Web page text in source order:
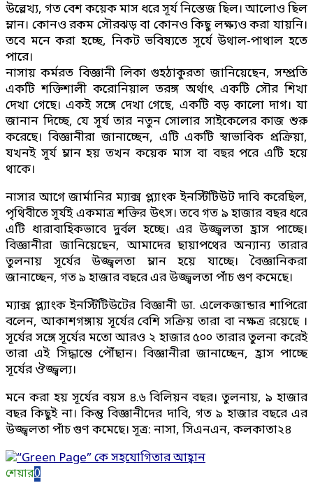
উল্লেখ্য, গত বেশ কয়েক মাস ধরে সূর্য নিস্তেজ ছিল। আলোও ছিল
ম্লান। কোনও রকম সৌরঝড় বা কোনও কিছু লক্ষ্যও করা যায়নি।
তবে মনে করা হচ্ছে, নিকট ভবিষ্যতে সূর্যে উথাল-পাথাল হতে
পারে।
নাসায় কর্মরত বিজ্ঞানী লিকা গুহঠাকুরতা জানিয়েছেন, সম্প্রতি
একটি শক্তিশালী করোনিয়াল তরঙ্গ অর্থাৎ একটি সৌর শিখা
দেখা গেছে। একই সঙ্গে দেখা গেছে, একটি বড় কালো দাগ। যা
জানান দিচ্ছে, যে সূর্য তার নতুন সোলার সাইকেলের কাজ শুরু
করেছে। বিজ্ঞানীরা জানাচ্ছেন, এটি একটি স্বাভাবিক প্রক্রিয়া,
যখনই সূর্য ম্লান হয় তখন কয়েক মাস বা বছর পরে এটি হয়ে
থাকে।
নাসার আগে জার্মানির ম্যাক্স প্ল্যাংক ইনস্টিটিউট দাবি করেছিল,
পৃথিবীতে সূর্যই একমাত্র শক্তির উৎস। তবে গত ৯ হাজার বছর ধরে
এটি ধারাবাহিকভাবে দুর্বল হচ্ছে। এর উজ্জ্বলতা হ্রাস পাচ্ছে।
বিজ্ঞানীরা জানিয়েছেন, আমাদের ছায়াপথের অন্যান্য তারার
তুলনায় সূর্যের উজ্জ্বলতা ম্লান হয়ে যাচ্ছে। বৈজ্ঞানিকরা
জানাচ্ছেন, গত ৯ হাজার বছরে এর উজ্জ্বলতা পাঁচ গুণ কমেছে।
ম্যাক্স প্ল্যাংক ইনস্টিটিউটের বিজ্ঞানী ডা. এলেকজান্ডার শাপিরো
বলেন, আকাশগঙ্গায় সূর্যের বেশি সক্রিয় তারা বা নক্ষত্র রয়েছে ।
সূর্যের সঙ্গে সূর্যের মতো আরও ২ হাজার ৫০০ তারার তুলনা করেই
তারা এই সিদ্ধান্তে পৌঁছান। বিজ্ঞানীরা জানাচ্ছেন, হ্রাস পাচ্ছে
সূর্যের ঔজ্জ্বল্য।
মনে করা হয় সূর্যের বয়স ৪.৬ বিলিয়ন বছর। তুলনায়, ৯ হাজার
বছর কিছুই না। কিন্তু বিজ্ঞানীদের দাবি, গত ৯ হাজার বছরে এর
উজ্জ্বলতা পাঁচ গুণ কমেছে। সূত্র: নাসা, সিএনএন, কলকাতা২৪
শেয়ার0